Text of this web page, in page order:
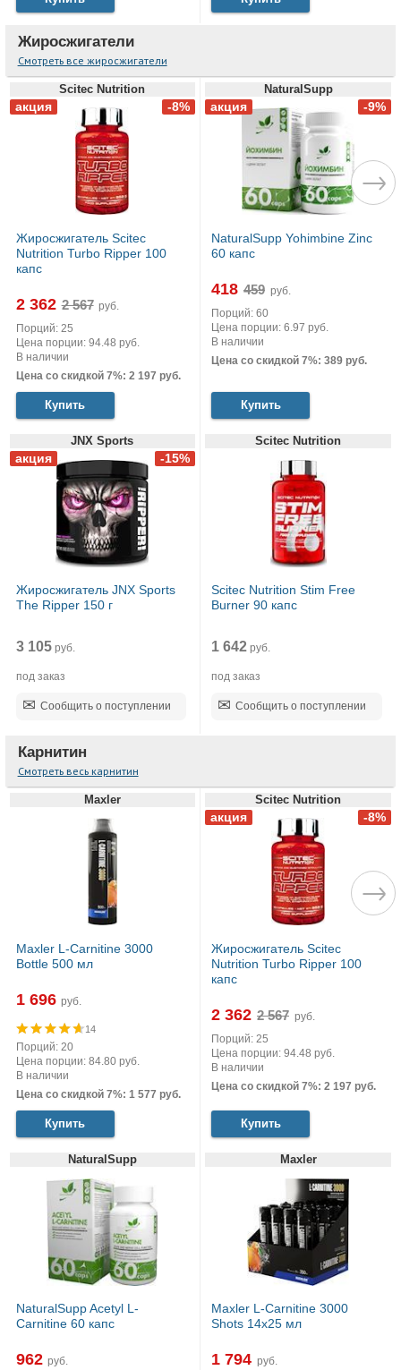
Жиросжигатели
Смотреть все жиросжигатели
Scitec Nutrition
Жиросжигатель Scitec
Nutrition Turbo Ripper 100
капс
2 362
руб.
Порций: 25
Цена порции: 94.48 руб.
В наличии
Цена со скидкой 7%: 2 197 руб.
Купить
NaturalSupp
NaturalSupp Yohimbine Zinc
60 капс
418
руб.
Порций: 60
Цена порции: 6.97 руб.
В наличии
Цена со скидкой 7%: 389 руб.
Купить
JNX Sports
Жиросжигатель JNX Sports
The Ripper 150 г
3 105руб.
под заказ
Сообщить о поступлении
Scitec Nutrition
Scitec Nutrition Stim Free
Burner 90 капс
1 642 руб.
под заказ
Сообщить о поступлении
Карнитин
Смотреть весь карнитин
Maxler
Maxler L-Carnitine 3000
Bottle 500 мл
1 696 руб.
14
Порций: 20
Цена порции: 84.80 руб.
В наличии
Цена со скидкой 7%: 1 577 руб.
Купить
Scitec Nutrition
Жиросжигатель Scitec
Nutrition Turbo Ripper 100
капс
2 362
руб.
Порций: 25
Цена порции: 94.48 руб.
В наличии
Цена со скидкой 7%: 2 197 руб.
Купить
NaturalSupp
NaturalSupp Acetyl L-
Carnitine 60 капс
962 руб.
Maxler
Maxler L-Carnitine 3000
Shots 14x25 мл
1 794 руб.